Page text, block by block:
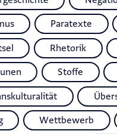
Paratexte
Rhetorik
Stoffe
Wettbewerb